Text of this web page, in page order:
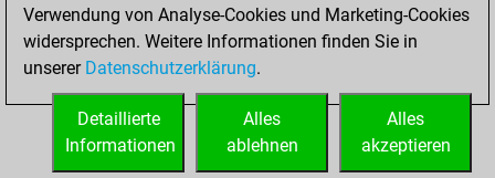
Türme auf der siebten
0
STARTSEITE
Verwendung von Analyse-Cookies und Marketing-Cookies
widersprechen. Weitere Informationen finden Sie in
unserer Datenschutzerklärung.
Alles
akzeptieren
Alles
ablehnen
Detaillierte
Informationen